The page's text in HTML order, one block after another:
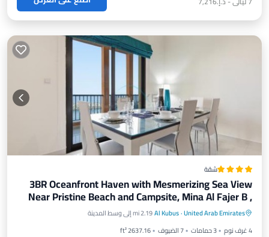
شقة
3BR Oceanfront Haven with Mesmerizing Sea View
Near Pristine Beach and Campsite, Mina Al Fajer B ,
Fujairah by Deluxe Holiday Homes
United Arab Emirates
·
Al Kubus2.19 mi إلى وسط المدينة
4 غرف نوم
3 حمامات 7 الضيوف
2637.16 ft²
موقف سيارات مسبح
سبا
شرفة / تراس